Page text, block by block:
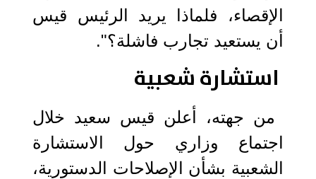
الإقصاء، فلماذا يريد الرئيس قيس
أن يستعيد تجارب فاشلة؟".
استشارة شعبية
من جهته، أعلن قيس سعيد خلال
اجتماع وزاري حول الاستشارة
الشعبية بشأن الإصلاحات الدستورية،